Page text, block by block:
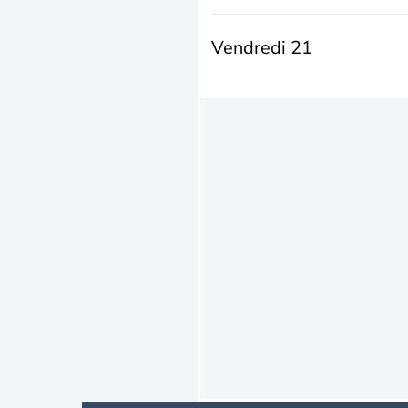
Vendredi 21